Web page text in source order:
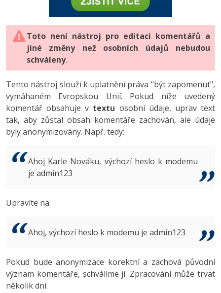
HTML5, CSS3, Bootstrap, SEO
SQL a databáze
Testování a verzování
UML a návrhové vzory
React
Spring
ASP.NET MVC
Best practices
PHP
JavaScript
Python
HTML / CSS
UML a návrhové vzory
MySQL/MariaDB
MS-SQL
Vývojář mobilních aplikací
C# Game developer
Tester
Systémový administrátor
3D grafik
Copywriter
WordPress specialista
-80%
JavaScript -80%
PHP -80%
Swift -80%
Kotlin -80%
VB.NET
Algoritmy -41%
Umělá inteligence (AI) -10%
Digitální gramotnost
Marketing
WordPress
SEO
UX
Business
Copywriting
Windows
Photoshop -80%
Adobe Illustrator -80%
Adobe Lightroom
Adobe XD
Adobe InDesign -25%
Adobe After Effects
Inkscape
Fórum
Toto není nástroj pro editaci komentářů a
jiné změny než osobních údajů nebudou
schváleny.
Tento nástroj slouží k uplatnění práva "být zapomenut",
vymáhaném Evropskou Unií. Pokud níže uvedený
komentář obsahuje v textu osobní údaje, uprav text
tak, aby zůstal obsah komentáře zachován, ale údaje
byly anonymizovány. Např. tedy:
Ahoj Karle Nováku, výchozí heslo k modemu
je admin123
Upravíte na:
Ahoj, výchozí heslo k modemu je admin123
Pokud bude anonymizace korektní a zachová původní
význam komentáře, schválíme ji. Zpracování může trvat
několik dní.